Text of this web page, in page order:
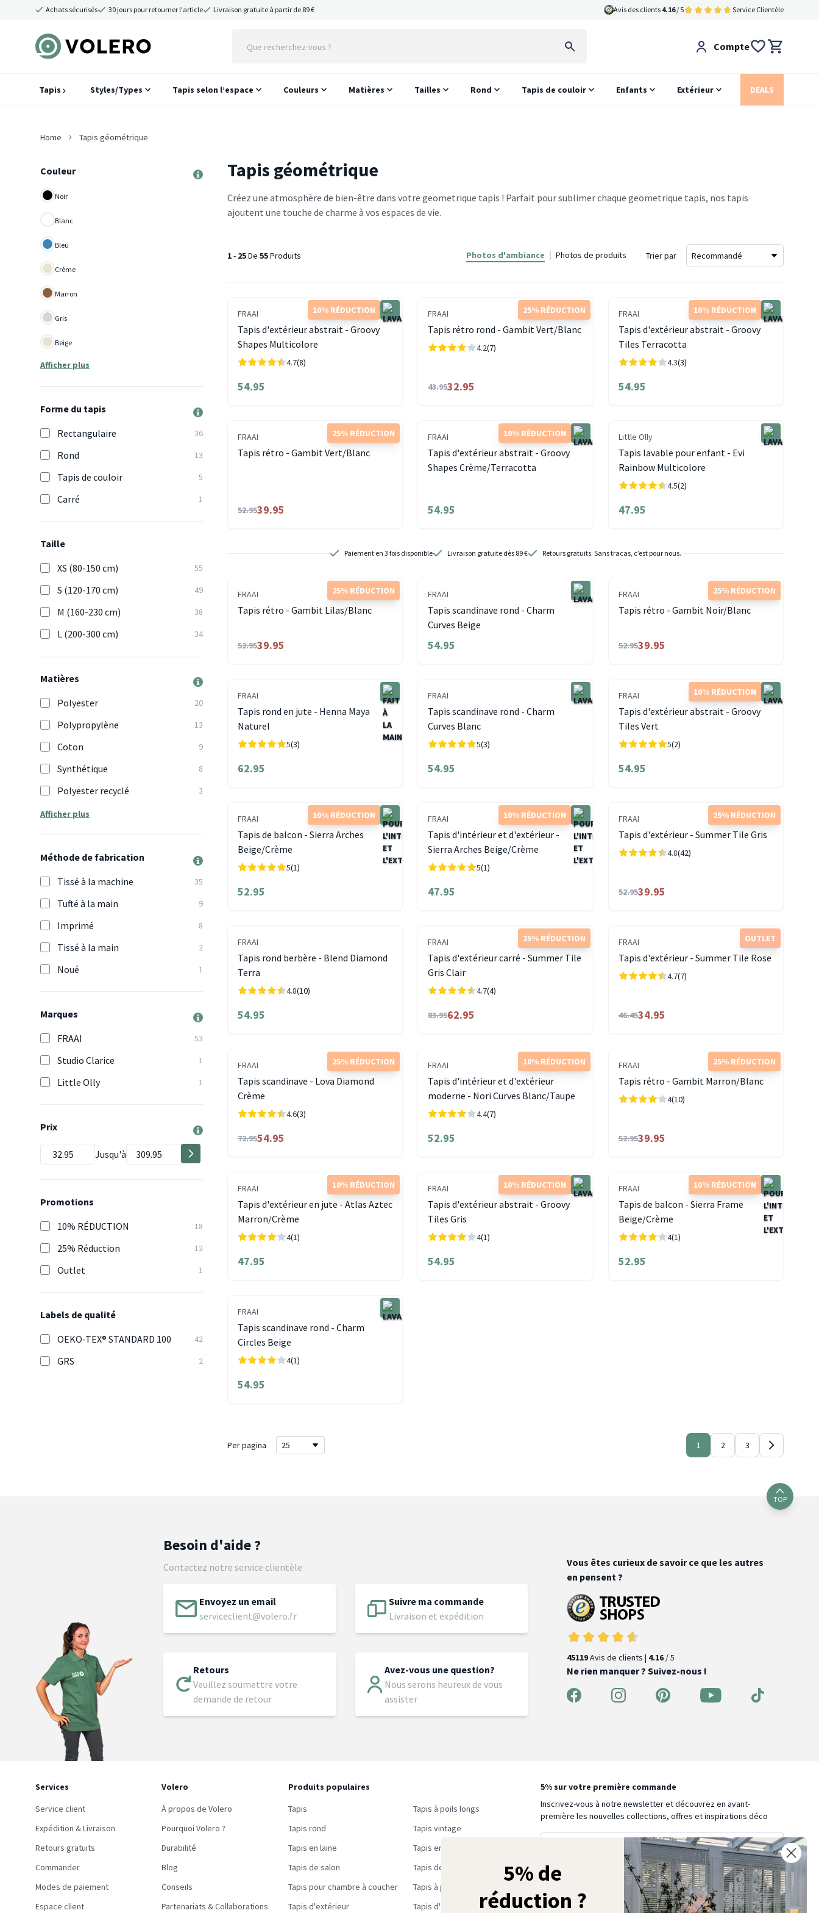
Achats sécurisés 30 jours pour retourner l'article Livraison gratuite à partir de 89 € Avis des clients 4.16/ 5 Service Clientèle
Compte
Tapis Styles/Types Tapis selon l’espace Couleurs Matières Tailles Rond Tapis de couloir Enfants Extérieur DEALS
Home Tapis géométrique
Couleur
Noir
Blanc
Bleu
Crème
Marron
Gris
Beige
Afficher plus
Forme du tapis
Rectangulaire
36
Rond 13
Tapis de couloir 5
Carré 1
Taille
XS (80-150 cm)
55
S (120-170 cm) 49
M (160-230 cm) 38
L (200-300 cm) 34
Matières
Polyester
20
Polypropylène 13
Coton 9
Synthétique 8
Polyester recyclé 3
Afficher plus
Méthode de fabrication
Tissé à la machine
35
Tufté à la main 9
Imprimé 8
Tissé à la main 2
Noué 1
Marques
FRAAI
53
Studio Clarice 1
Little Olly 1
Prix
Jusqu'à
Promotions
10% RÉDUCTION
18
25% Réduction 12
Outlet 1
Labels de qualité
OEKO-TEX® STANDARD 100
42
GRS 2
Tapis géométrique
Créez une atmosphère de bien-être dans votre geometrique tapis ! Parfait pour sublimer chaque geometrique tapis, nos tapis
ajoutent une touche de charme à vos espaces de vie.
1- 25De 55Produits Photos d'ambiance Photos de produits Trier par
10% RÉDUCTION
FRAAI
Tapis d'extérieur abstrait - Groovy
Shapes Multicolore
4.7(8)
54.95
25% RÉDUCTION
FRAAI
Tapis rétro rond - Gambit Vert/Blanc
4.2(7)
43.9532.95
10% RÉDUCTION
FRAAI
Tapis d'extérieur abstrait - Groovy
Tiles Terracotta
4.3(3)
54.95
25% RÉDUCTION
FRAAI
Tapis rétro - Gambit Vert/Blanc
52.9539.95
10% RÉDUCTION
FRAAI
Tapis d'extérieur abstrait - Groovy
Shapes Crème/Terracotta
54.95
Little Olly
Tapis lavable pour enfant - Evi
Rainbow Multicolore
4.5(2)
47.95
Paiement en 3 fois disponible Livraison gratuite dès 89 € Retours gratuits. Sans tracas, c’est pour nous.
25% RÉDUCTION
FRAAI
Tapis rétro - Gambit Lilas/Blanc
52.9539.95
FRAAI
Tapis scandinave rond - Charm
Curves Beige
54.95
25% RÉDUCTION
FRAAI
Tapis rétro - Gambit Noir/Blanc
52.9539.95
FRAAI
Tapis rond en jute - Henna Maya
Naturel
5(3)
62.95
FRAAI
Tapis scandinave rond - Charm
Curves Blanc
5(3)
54.95
10% RÉDUCTION
FRAAI
Tapis d'extérieur abstrait - Groovy
Tiles Vert
5(2)
54.95
10% RÉDUCTION
FRAAI
Tapis de balcon - Sierra Arches
Beige/Crème
5(1)
52.95
10% RÉDUCTION
FRAAI
Tapis d'intérieur et d'extérieur -
Sierra Arches Beige/Crème
5(1)
47.95
25% RÉDUCTION
FRAAI
Tapis d'extérieur - Summer Tile Gris
4.8(42)
52.9539.95
FRAAI
Tapis rond berbère - Blend Diamond
Terra
4.8(10)
54.95
25% RÉDUCTION
FRAAI
Tapis d'extérieur carré - Summer Tile
Gris Clair
4.7(4)
83.9562.95
OUTLET
FRAAI
Tapis d'extérieur - Summer Tile Rose
4.7(7)
46.4534.95
25% RÉDUCTION
FRAAI
Tapis scandinave - Lova Diamond
Crème
4.6(3)
72.9554.95
10% RÉDUCTION
FRAAI
Tapis d'intérieur et d'extérieur
moderne - Nori Curves Blanc/Taupe
4.4(7)
52.95
25% RÉDUCTION
FRAAI
Tapis rétro - Gambit Marron/Blanc
4(10)
52.9539.95
10% RÉDUCTION
FRAAI
Tapis d'extérieur en jute - Atlas Aztec
Marron/Crème
4(1)
47.95
10% RÉDUCTION
FRAAI
Tapis d'extérieur abstrait - Groovy
Tiles Gris
4(1)
54.95
10% RÉDUCTION
FRAAI
Tapis de balcon - Sierra Frame
Beige/Crème
4(1)
52.95
FRAAI
Tapis scandinave rond - Charm
Circles Beige
4(1)
54.95
Per pagina 1 2 3
TOP
Besoin d'aide ?
Contactez notre service clientèle
Envoyez un email
serviceclient@volero.fr
Suivre ma commande
Livraison et expédition
Retours
Veuillez soumettre votre
demande de retour
Avez-vous une question?
Nous serons heureux de vous
assister
Vous êtes curieux de savoir ce que les autres
en pensent ?
45119Avis de clients | 4.16 / 5
Ne rien manquer ? Suivez-nous !
Services
Service client
Expédition & Livraison
Retours gratuits
Commander
Modes de paiement
Espace client
Volero
À propos de Volero
Pourquoi Volero ?
Durabilité
Blog
Conseils
Partenariats & Collaborations
Produits populaires
Tapis
Tapis à poils longs
Tapis rond
Tapis vintage
Tapis en laine
Tapis en jute
Tapis de salon
Tapis de couloir
Tapis pour chambre à coucher
Tapis à petit prix
Tapis d'extérieur
Tapis d'extérieur à petit prix
5% sur votre première commande
Inscrivez-vous à notre newsletter et découvrez en avant-
première les nouvelles collections, offres et inspirations déco
Je m’inscris
5% de
réduction ?